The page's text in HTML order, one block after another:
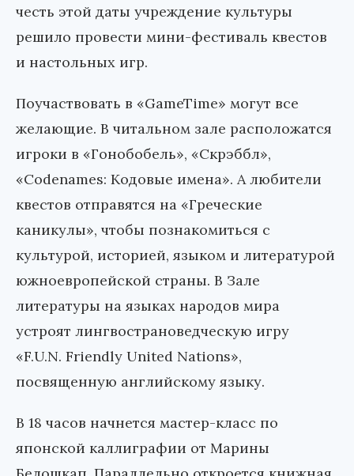
честь этой даты учреждение культуры
решило провести мини-фестиваль квестов
и настольных игр.
Поучаствовать в «GameTime» могут все
желающие. В читальном зале расположатся
игроки в «Гонобобель», «Скрэббл»,
«Codenames: Кодовые имена». А любители
квестов отправятся на «Греческие
каникулы», чтобы познакомиться с
культурой, историей, языком и литературой
южноевропейской страны. В Зале
литературы на языках народов мира
устроят лингвострановедческую игру
«F.U.N. Friendly United Nations»,
посвященную английскому языку.
В 18 часов начнется мастер-класс по
японской каллиграфии от Марины